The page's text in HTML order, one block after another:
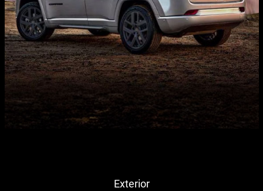
Exterior